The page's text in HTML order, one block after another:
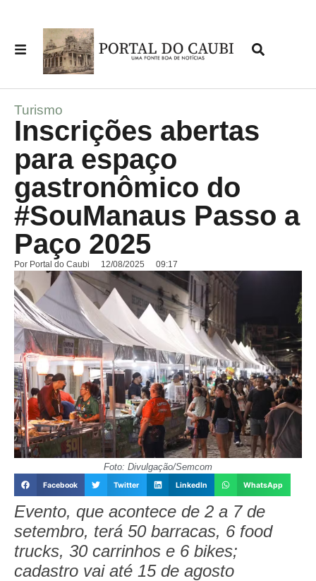
Turismo
Inscrições abertas
para espaço
gastronômico do
#SouManaus Passo a
Paço 2025
Por Portal do Caubi 12/08/2025 09:17
Foto: Divulgação/Semcom
Facebook Twitter LinkedIn WhatsApp
Evento, que acontece de 2 a 7 de
setembro, terá 50 barracas, 6 food
trucks, 30 carrinhos e 6 bikes;
cadastro vai até 15 de agosto